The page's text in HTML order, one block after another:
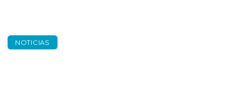
NOTICIAS